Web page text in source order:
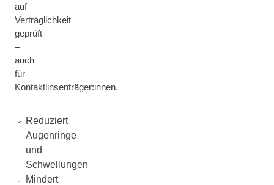
auf
Verträglichkeit
geprüft
–
auch
für
Kontaktlinsenträger:innen.
Reduziert
Augenringe
und
Schwellungen
Mindert